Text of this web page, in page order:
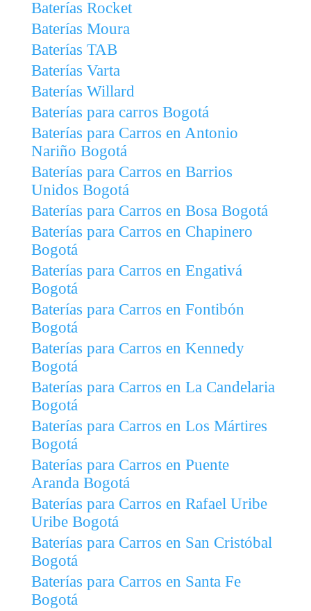
Baterías Rocket
Baterías Moura
Baterías TAB
Baterías Varta
Baterías Willard
Baterías para carros Bogotá
Baterías para Carros en Antonio
Nariño Bogotá
Baterías para Carros en Barrios
Unidos Bogotá
Baterías para Carros en Bosa Bogotá
Baterías para Carros en Chapinero
Bogotá
Baterías para Carros en Engativá
Bogotá
Baterías para Carros en Fontibón
Bogotá
Baterías para Carros en Kennedy
Bogotá
Baterías para Carros en La Candelaria
Bogotá
Baterías para Carros en Los Mártires
Bogotá
Baterías para Carros en Puente
Aranda Bogotá
Baterías para Carros en Rafael Uribe
Uribe Bogotá
Baterías para Carros en San Cristóbal
Bogotá
Baterías para Carros en Santa Fe
Bogotá